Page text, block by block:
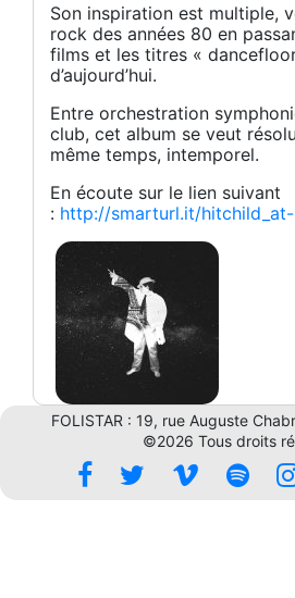
Son inspiration est multiple,
rock des années 80 en
films et les titres «
d’aujourd’hui.
Entre orchestration
club, cet album se veut
même temps, intemporel.
En écoute sur le lien suivant
: http://smarturl.it/
FOLISTAR : 19, rue Auguste
©2026 Tous droits